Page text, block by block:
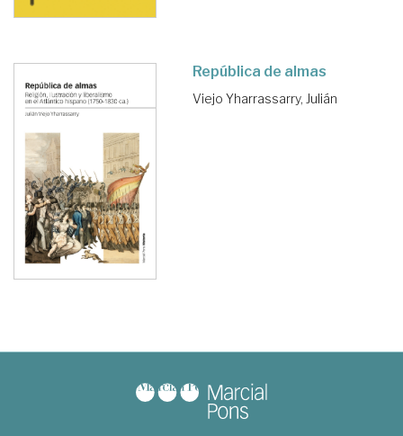
República de almas
Viejo Yharrassarry, Julián